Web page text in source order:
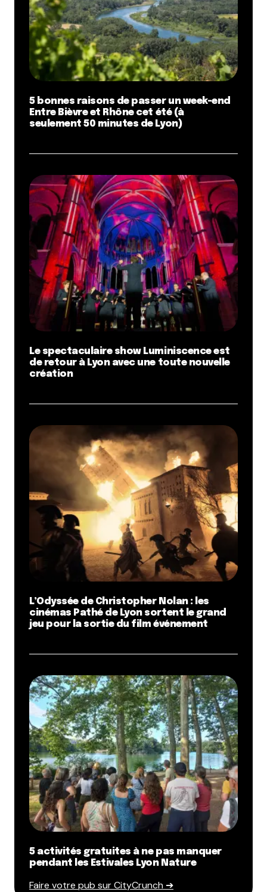
5 bonnes raisons de passer un week-end
Entre Bièvre et Rhône cet été (à
seulement 50 minutes de Lyon)
Le spectaculaire show Luminiscence est
de retour à Lyon avec une toute nouvelle
création
L’Odyssée de Christopher Nolan : les
cinémas Pathé de Lyon sortent le grand
jeu pour la sortie du film événement
5 activités gratuites à ne pas manquer
pendant les Estivales Lyon Nature
Faire votre pub sur CityCrunch ➔